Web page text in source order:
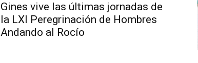
Gines vive las últimas jornadas de
la LXI Peregrinación de Hombres
Andando al Rocío